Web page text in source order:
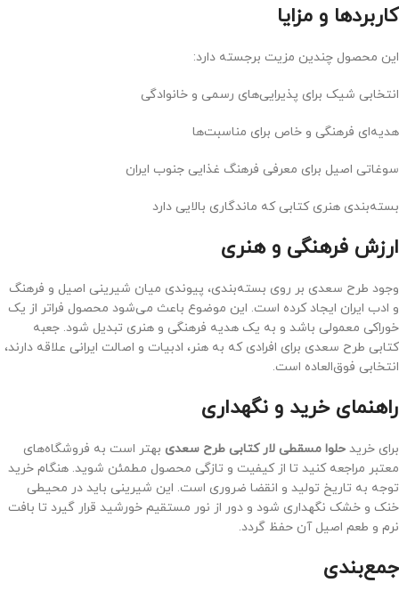
کاربردها و مزایا
این محصول چندین مزیت برجسته دارد:
انتخابی شیک برای پذیرایی‌های رسمی و خانوادگی
هدیه‌ای فرهنگی و خاص برای مناسبت‌ها
سوغاتی اصیل برای معرفی فرهنگ غذایی جنوب ایران
بسته‌بندی هنری کتابی که ماندگاری بالایی دارد
ارزش فرهنگی و هنری
وجود طرح سعدی بر روی بسته‌بندی، پیوندی میان شیرینی اصیل و فرهنگ
و ادب ایران ایجاد کرده است. این موضوع باعث می‌شود محصول فراتر از یک
خوراکی معمولی باشد و به یک هدیه فرهنگی و هنری تبدیل شود. جعبه
کتابی طرح سعدی برای افرادی که به هنر، ادبیات و اصالت ایرانی علاقه دارند،
انتخابی فوق‌العاده است.
راهنمای خرید و نگهداری
برای خرید حلوا مسقطی لار کتابی طرح سعدی بهتر است به فروشگاه‌های
معتبر مراجعه کنید تا از کیفیت و تازگی محصول مطمئن شوید. هنگام خرید
توجه به تاریخ تولید و انقضا ضروری است. این شیرینی باید در محیطی
خنک و خشک نگهداری شود و دور از نور مستقیم خورشید قرار گیرد تا بافت
نرم و طعم اصیل آن حفظ گردد.
جمع‌بندی